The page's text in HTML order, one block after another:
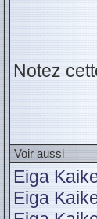
Notez
Voir aussi
Eiga
Eiga